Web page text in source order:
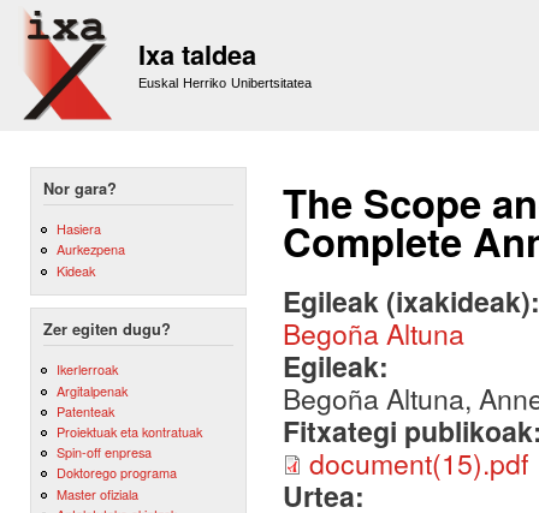
Ixa taldea
Euskal Herriko Unibertsitatea
Nor gara?
Hasiera
Aurkezpena
Kideak
Zer egiten dugu?
Ikerlerroak
Argitalpenak
Patenteak
Proiektuak eta kontratuak
Spin-off enpresa
Doktorego programa
Master ofiziala
The Scope
Complete
Egileak
Begoña Altuna
Egileak:
Begoña Altuna,
Fitxategi
document(15).pdf
Urtea: